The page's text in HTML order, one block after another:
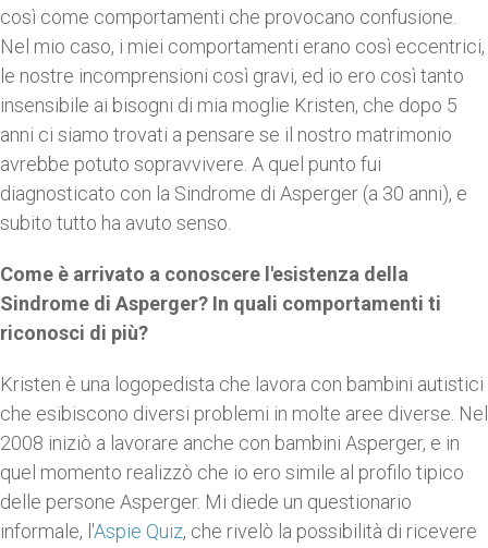
così come comportamenti che provocano confusione.
Nel mio caso, i miei comportamenti erano così eccentrici,
le nostre incomprensioni così gravi, ed io ero così tanto
insensibile ai bisogni di mia moglie Kristen, che dopo 5
anni ci siamo trovati a pensare se il nostro matrimonio
avrebbe potuto sopravvivere. A quel punto fui
diagnosticato con la Sindrome di Asperger (a 30 anni), e
subito tutto ha avuto senso.
Come è arrivato a conoscere l'esistenza della
Sindrome di Asperger? In quali comportamenti ti
riconosci di più?
Kristen è una logopedista che lavora con bambini autistici
che esibiscono diversi problemi in molte aree diverse. Nel
2008 iniziò a lavorare anche con bambini Asperger, e in
quel momento realizzò che io ero simile al profilo tipico
delle persone Asperger. Mi diede un questionario
informale, l'Aspie Quiz, che rivelò la possibilità di ricevere